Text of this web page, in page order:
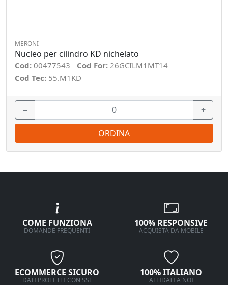
MERONI
Nucleo per cilindro KD nichelato
Cod: 00477543 Cod For: 26GCILM1MT14
Cod Tec: 55.M1KD
− +
ORDINA
COME FUNZIONA
DOMANDE FREQUENTI
100% RESPONSIVE
ACQUISTA DA MOBILE
ECOMMERCE SICURO
DATI PROTETTI CON SSL
100% ITALIANO
AFFIDATI A NOI